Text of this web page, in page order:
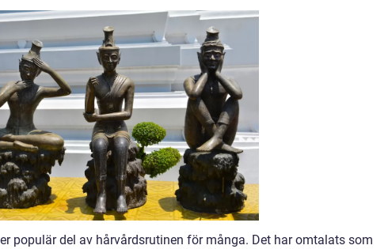
populär del av hårvårdsrutinen för många. Det har omtalats som